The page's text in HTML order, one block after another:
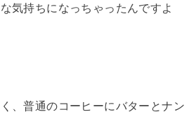
気持ちになっちゃったんですよ
、普通のコーヒーにバターとナン